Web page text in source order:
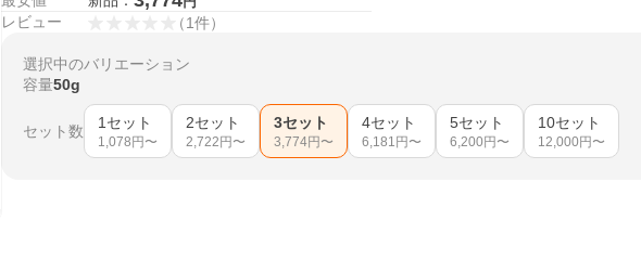
レビュー （1件）
選択中のバリエーション
容量50g
セット数 1セット
1,078 円〜
2セット
2,722 円〜
3セット
3,774円〜
4セット
6,181 円〜
5セット
6,200 円〜
10セット
12,000 円〜